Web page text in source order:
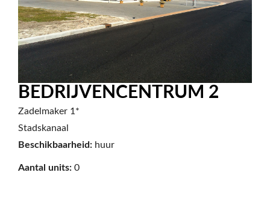
BEDRIJVENCENTRUM 2
Zadelmaker 1*
Stadskanaal
Beschikbaarheid: huur
Aantal units: 0